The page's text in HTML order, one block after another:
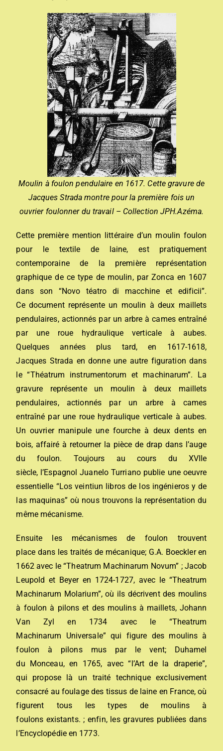
Moulin à foulon pendulaire en 1617. Cette gravure de
Jacques Strada montre pour la première fois un
ouvrier foulonner du travail – Collection JPH.Azéma.
Cette première mention littéraire d’un moulin foulon
pour le textile de laine, est pratiquement
contemporaine de la première représentation
graphique de ce type de moulin, par Zonca en 1607
dans son “Novo téatro di macchine et edificii”.
Ce document représente un moulin à deux maillets
pendulaires, actionnés par un arbre à cames entraîné
par une roue hydraulique verticale à aubes.
Quelques années plus tard, en 1617-1618,
Jacques Strada en donne une autre figuration dans
le “Théatrum instrumentorum et machinarum”. La
gravure représente un moulin à deux maillets
pendulaires, actionnés par un arbre à cames
entraîné par une roue hydraulique verticale à aubes.
Un ouvrier manipule une fourche à deux dents en
bois, affairé à retourner la pièce de drap dans l’auge
du foulon. Toujours au cours du XVIIe
siècle, l’Espagnol Juanelo Turriano publie une oeuvre
essentielle “Los veintiun libros de los ingénieros y de
las maquinas” où nous trouvons la représentation du
même mécanisme.
Ensuite les mécanismes de foulon trouvent
place dans les traités de mécanique; G.A. Boeckler en
1662 avec le “Theatrum Machinarum Novum” ; Jacob
Leupold et Beyer en 1724-1727, avec le “Theatrum
Machinarum Molarium”, où ils décrivent des moulins
à foulon à pilons et des moulins à maillets, Johann
Van Zyl en 1734 avec le “Theatrum
Machinarum Universale” qui figure des moulins à
foulon à pilons mus par le vent; Duhamel
du Monceau, en 1765, avec “l’Art de la draperie”,
qui propose là un traité technique exclusivement
consacré au foulage des tissus de laine en France, où
figurent tous les types de moulins à
foulons existants. ; enfin, les gravures publiées dans
l’Encyclopédie en 1773.